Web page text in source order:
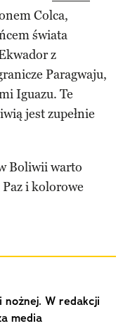
Colca,
świata
z
Paragwaju,
Iguazu. Te
jest zupełnie
Boliwii warto
i kolorowe
nożnej. W redakcji
media